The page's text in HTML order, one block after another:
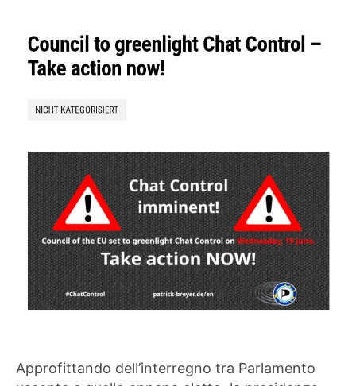
Approfittando dell’interregno tra Parlamento